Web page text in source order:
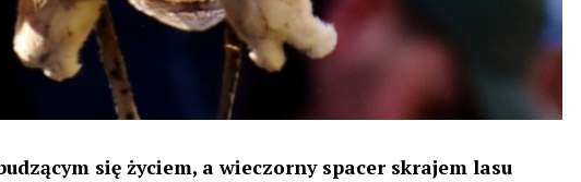
się życiem, a wieczorny spacer skrajem lasu